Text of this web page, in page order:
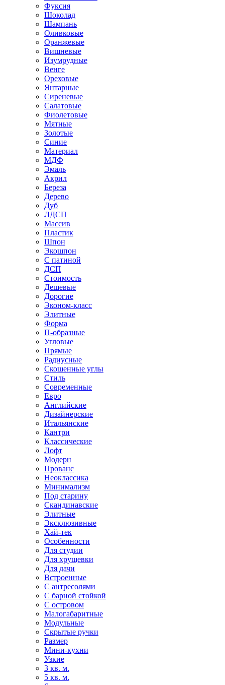
Фуксия
Шоколад
Шампань
Оливковые
Оранжевые
Вишневые
Изумрудные
Венге
Ореховые
Янтарные
Сиреневые
Салатовые
Фиолетовые
Мятные
Золотые
Синие
Материал
МДФ
Эмаль
Акрил
Береза
Дерево
Дуб
ЛДСП
Массив
Пластик
Шпон
Экошпон
С патиной
ДСП
Стоимость
Дешевые
Дорогие
Эконом-класс
Элитные
Форма
П-образные
Угловые
Прямые
Радиусные
Скошенные углы
Стиль
Современные
Евро
Английские
Дизайнерские
Итальянские
Кантри
Классические
Лофт
Модерн
Прованс
Неоклассика
Минимализм
Под старину
Скандинавские
Элитные
Эксклюзивные
Хай-тек
Особенности
Для студии
Для хрущевки
Для дачи
Встроенные
С антресолями
С барной стойкой
С островом
Малогабаритные
Модульные
Скрытые ручки
Размер
Мини-кухни
Узкие
3 кв. м.
5 кв. м.